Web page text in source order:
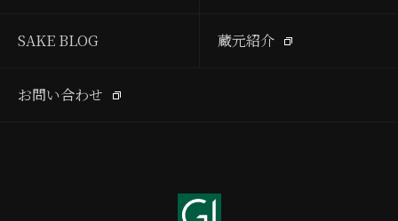
SAKE BLOG 蔵元紹介
お問い合わせ